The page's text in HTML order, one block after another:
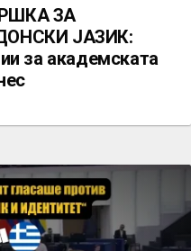
ЗА
ЈАЗИК:
за академската